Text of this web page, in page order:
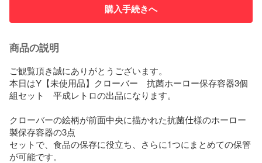
購入手続きへ
商品の説明
ご観覧頂き誠にありがとうございます。
本日はY【未使用品】クローバー　抗菌ホーロー保存容器3個
組セット　平成レトロの出品になります。
クローバーの絵柄が前面中央に描かれた抗菌仕様のホーロー
製保存容器の3点
セットで、食品の保存に役立ち、さらに1つにまとめての保管
が可能です。